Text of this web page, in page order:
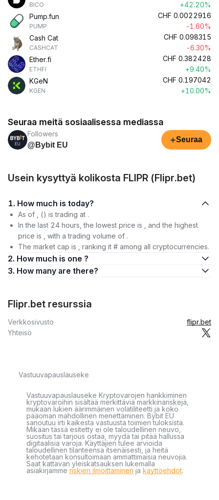
BICO
+42.20%
Pump.fun
PUMP
CHF 0.0022916
-1.60%
Cash Cat
CASHCAT
CHF 0.098315
-6.30%
Ether.fi
ETHFI
CHF 0.382428
+9.40%
KGeN
KGEN
CHF 0.197042
+10.00%
Seuraa meitä sosiaalisessa mediassa
Followers
@Bybit EU
+Seuraa
Usein kysyttyä kolikosta FLIPR (Flipr.bet)
1. How much is today?
As of , () is trading at .
In the last 24 hours, the lowest price is , and the highest
price is , with a trading volume of .
The market cap is , ranking it # among all cryptocurrencies.
2. How much is one ?
3. How many are there?
Flipr.bet resurssia
Verkkosivusto
flipr.bet
Yhteisö
Vastuuvapauslauseke
Vastuuvapauslauseke Kryptovarojen hankkiminen
kryptovaroihin sisältää merkittäviä markkinariskejä,
mukaan lukien äärimmäinen volatiliteetti ja koko
pääoman mahdollinen menettäminen. Bybit EU
sanoutuu irti kaikesta vastuusta toimien tuloksista.
Mikään tässä esitetty ei ole taloudellinen neuvo,
suositus tai tarjous ostaa, myydä tai pitää hallussa
digitaalisia varoja. Käyttäjien tulee arvioida
taloudellinen tilanteensa itsenäisesti, ja heitä
kehotetaan konsultoimaan ammattimaisia neuvojia.
Saat kattavan yleiskatsauksen lukemalla
asiakirjamme riskien ilmoittaminen ja käyttöehdot.